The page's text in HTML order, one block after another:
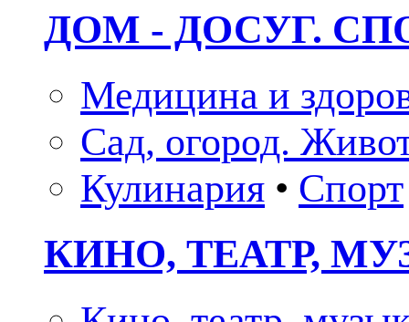
ДОМ - ДОСУГ.
Медицина и
Сад, огород.
Кулинария • Спорт
КИНО, ТЕАТР,